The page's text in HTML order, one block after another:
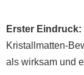
Erster
Kristallmatten-
als wirksam und